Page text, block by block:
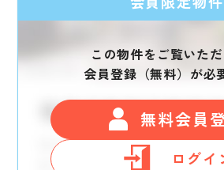
この物件をご覧いた
会員登録（無料）が必
無料会員
ログイ